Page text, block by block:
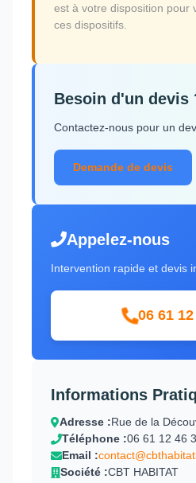
est à votre disposition pour
ces dispositifs.
Besoin d'un devis
Contactez-nous pour un
Demande de devis
Appelez-nous
Intervention rapide et devis
06 61
Informations
Adresse :Rue de la
Téléphone :06 61 12 46
Email :
Société :CBT HABITAT